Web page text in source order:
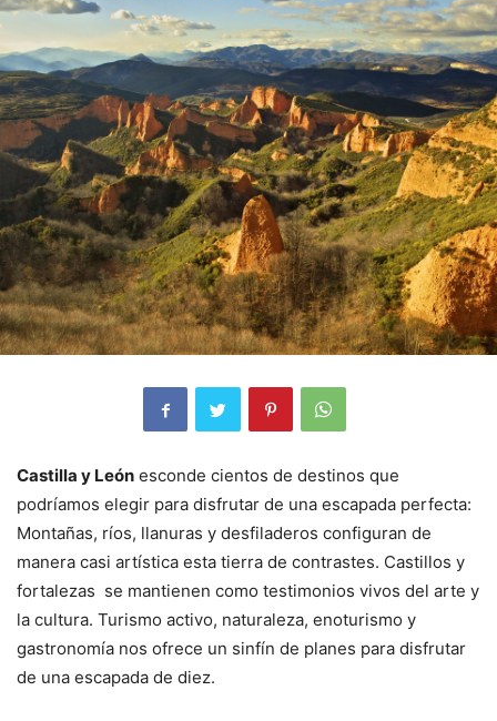
Castilla y León esconde cientos de destinos que
podríamos elegir para disfrutar de una escapada perfecta:
Montañas, ríos, llanuras y desfiladeros configuran de
manera casi artística esta tierra de contrastes. Castillos y
fortalezas se mantienen como testimonios vivos del arte y
la cultura. Turismo activo, naturaleza, enoturismo y
gastronomía nos ofrece un sinfín de planes para disfrutar
de una escapada de diez.